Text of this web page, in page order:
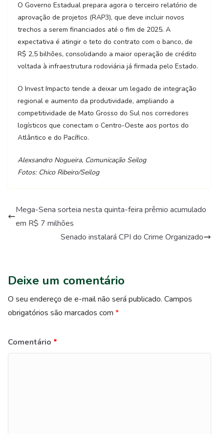
O Governo Estadual prepara agora o terceiro relatório de
aprovação de projetos (RAP3), que deve incluir novos
trechos a serem financiados até o fim de 2025. A
expectativa é atingir o teto do contrato com o banco, de
R$ 2,5 bilhões, consolidando a maior operação de crédito
voltada à infraestrutura rodoviária já firmada pelo Estado.
O Invest Impacto tende a deixar um legado de integração
regional e aumento da produtividade, ampliando a
competitividade de Mato Grosso do Sul nos corredores
logísticos que conectam o Centro-Oeste aos portos do
Atlântico e do Pacífico.
Alexsandro Nogueira, Comunicação Seilog
Fotos: Chico Ribeiro/Seilog
Mega-Sena sorteia nesta quinta-feira prêmio acumulado
em R$ 7 milhões
Senado instalará CPI do Crime Organizado
Deixe um comentário
O seu endereço de e-mail não será publicado. Campos
obrigatórios são marcados com *
Comentário *